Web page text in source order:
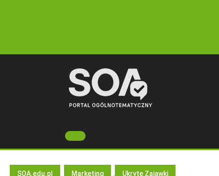
Open
Button
SOA.edu.pl Marketing , Ukryte Zajawki